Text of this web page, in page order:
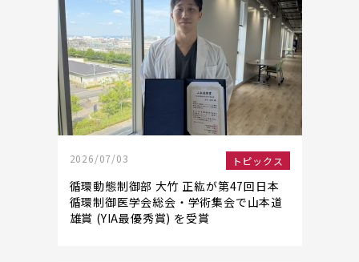
2026/07/03 トピックス
循環動態制御部 大竹 正紘が第47回日本
循環制御医学会総会・学術集会で山本道
雄賞 (YIA最優秀賞) を受賞